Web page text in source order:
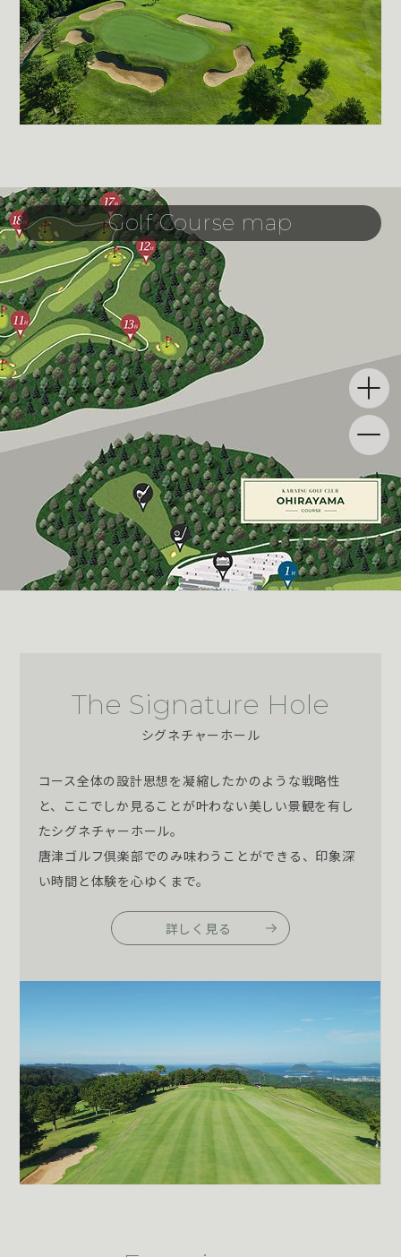
Golf Course map
The Signature Hole
シグネチャーホール
コース全体の設計思想を凝縮したかのような戦略性
と、ここでしか見ることが叶わない美しい景観を有し
たシグネチャーホール。
唐津ゴルフ倶楽部でのみ味わうことができる、印象深
い時間と体験を心ゆくまで。
詳しく見る